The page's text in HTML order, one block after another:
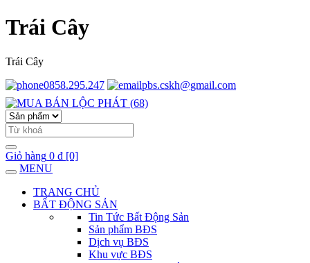
Trái Cây
Trái Cây
0858.295.247
pbs.cskh@gmail.com
Giỏ hàng 0 đ [0]
MENU
TRANG CHỦ
BẤT ĐỘNG SẢN
Tin Tức Bất Động Sản
Sản phẩm BĐS
Dịch vụ BĐS
Khu vực BĐS